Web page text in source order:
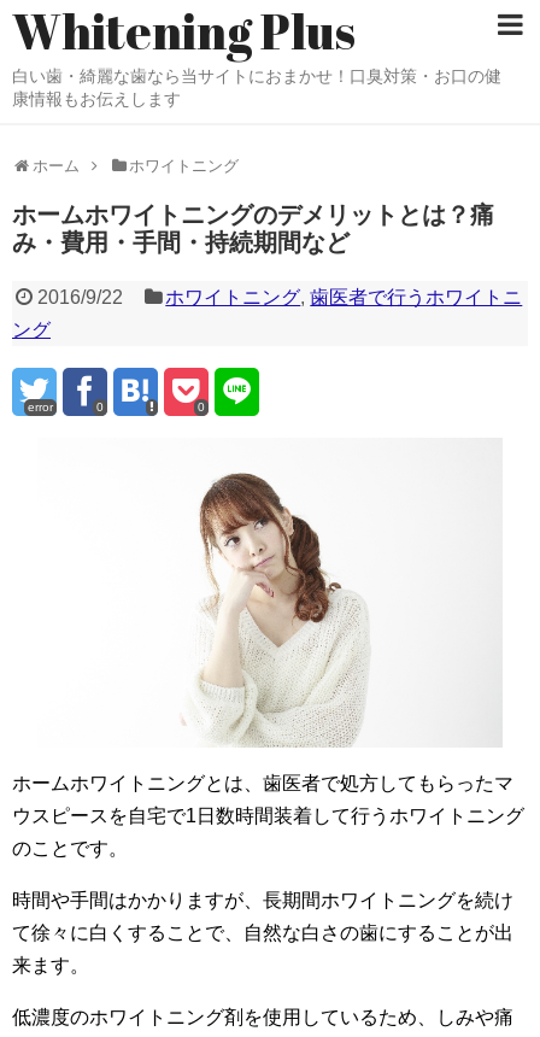
Whitening Plus
白い歯・綺麗な歯なら当サイトにおまかせ！口臭対策・お口の健
康情報もお伝えします
ホーム ホワイトニング
ホームホワイトニングのデメリットとは？痛
み・費用・手間・持続期間など
2016/9/22 ホワイトニング,歯医者で行うホワイトニ
ング
error 0 0
ホームホワイトニングとは、歯医者で処方してもらったマ
ウスピースを自宅で1日数時間装着して行うホワイトニング
のことです。
時間や手間はかかりますが、長期間ホワイトニングを続け
て徐々に白くすることで、自然な白さの歯にすることが出
来ます。
低濃度のホワイトニング剤を使用しているため、しみや痛